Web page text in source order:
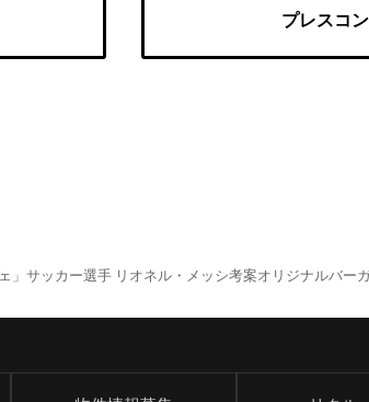
プレスコ
サッカー選手 リオネル・メッシ考案オリジナルバーガ